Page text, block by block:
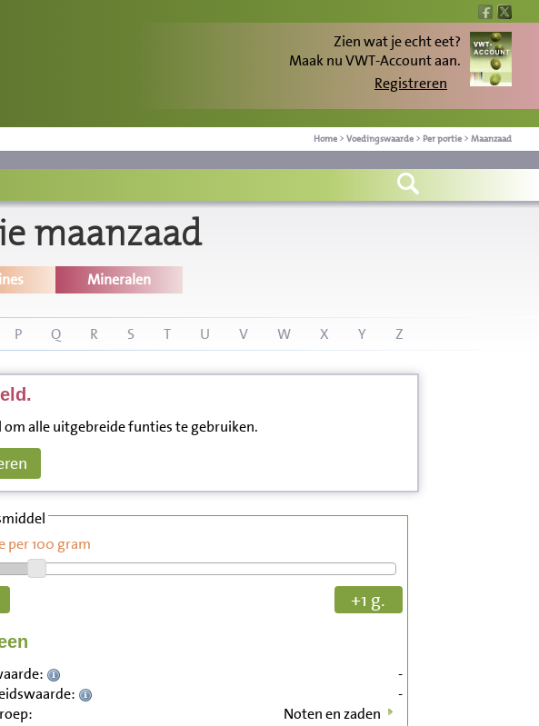
Zien wat je echt eet?
Maak nu VWT-Account aan.
Registreren
Home > Voedingswaarde > Per portie > Maanzaad
maanzaad
Mineralen
P Q R S T U V W X Y Z
alle uitgebreide funties te gebruiken.
per 100 gram
+1 g.
-
-
Noten en zaden